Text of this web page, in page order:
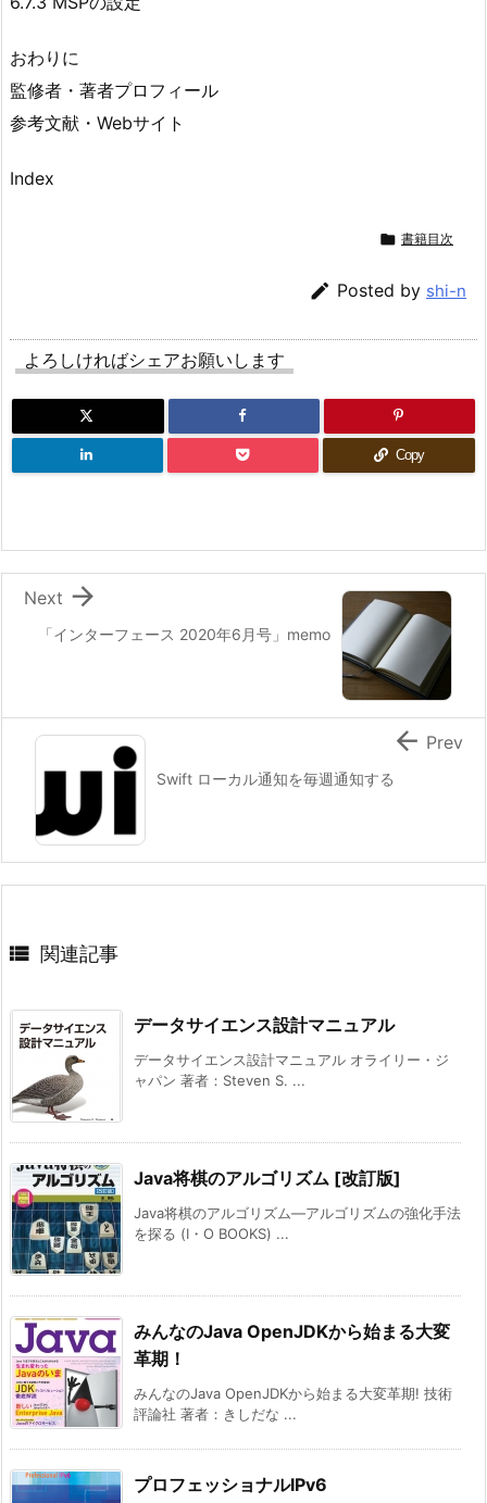
おわりに
監修者・著者プロフィール
参考文献・Webサイト
Index
 書籍目次
 Posted by shi-n
よろしければシェアお願いします
Copy
「インターフェース 2020年6月号」memo

Next
Swift ローカル通知を毎週通知する
 Prev
 関連記事
データサイエンス設計マニュアル
データサイエンス設計マニュアル オライリー・ジ
ャパン 著者：Steven S. ...
Java将棋のアルゴリズム [改訂版]
Java将棋のアルゴリズム―アルゴリズムの強化手法
を探る (I・O BOOKS) ...
みんなのJava OpenJDKから始まる大変
革期！
みんなのJava OpenJDKから始まる大変革期! 技術
評論社 著者：きしだな ...
プロフェッショナルIPv6